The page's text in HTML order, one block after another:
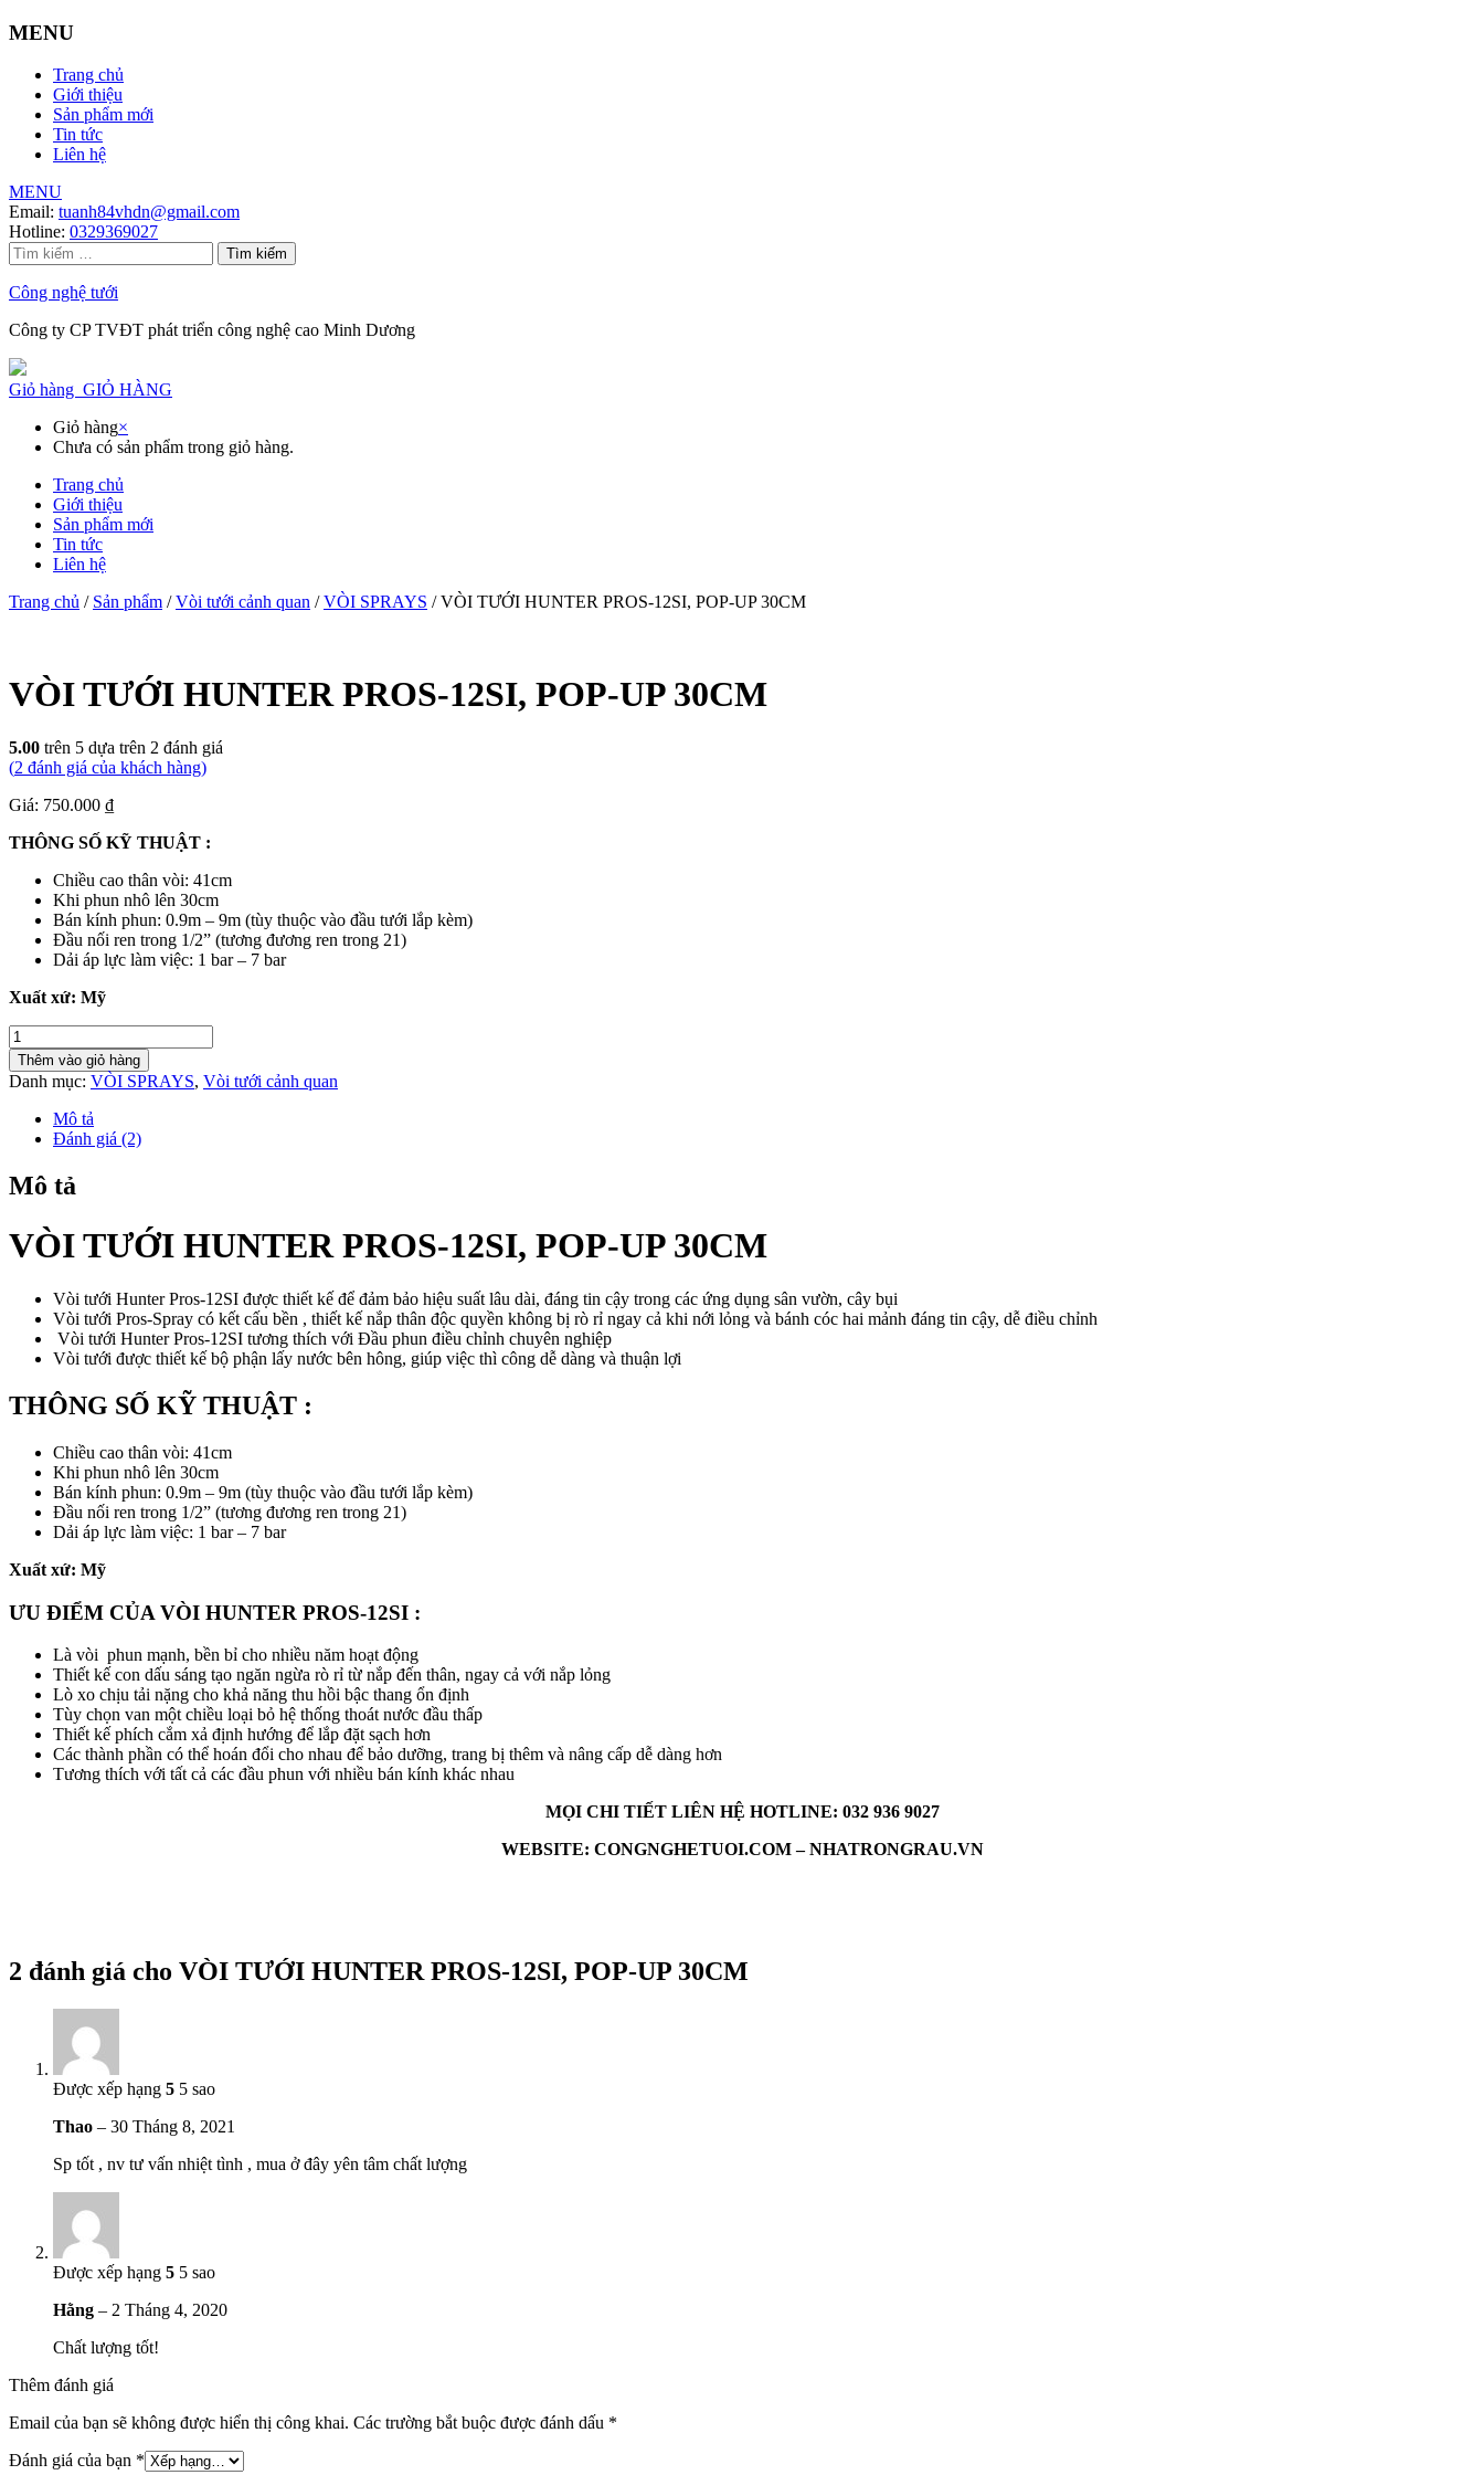
MENU
Trang chủ
Giới thiệu
Sản phẩm mới
Tin tức
Liên hệ
MENU
Email: tuanh84vhdn@gmail.com
Hotline: 0329369027
Tìm
kiếm
cho:
Công nghệ tưới
Công ty CP TVĐT phát triển công nghệ cao Minh Dương
Giỏ hàng GIỎ HÀNG
Giỏ hàng×
Chưa có sản phẩm trong giỏ hàng.
Trang chủ
Giới thiệu
Sản phẩm mới
Tin tức
Liên hệ
Trang chủ / Sản phẩm /Vòi tưới cảnh quan /VÒI SPRAYS / VÒI TƯỚI HUNTER PROS-12SI, POP-UP 30CM
VÒI TƯỚI HUNTER PROS-12SI, POP-UP 30CM
5.00 trên 5 dựa trên 2 đánh giá
(2 đánh giá của khách hàng)
Giá: 750.000 ₫
THÔNG SỐ KỸ THUẬT :
Chiều cao thân vòi: 41cm
Khi phun nhô lên 30cm
Bán kính phun: 0.9m – 9m (tùy thuộc vào đầu tưới lắp kèm)
Đầu nối ren trong 1/2” (tương đương ren trong 21)
Dải áp lực làm việc: 1 bar – 7 bar
Xuất xứ: Mỹ
VÒI
TƯỚI
HUNTER
PROS-
12SI,
POP-
30CM
số
Thêm vào giỏ hàng
Danh mục: VÒI SPRAYS, Vòi tưới cảnh quan
Mô tả
Đánh giá (2)
Mô tả
VÒI TƯỚI HUNTER PROS-12SI, POP-UP 30CM
Vòi tưới Hunter Pros-12SI được thiết kế để đảm bảo hiệu suất lâu dài, đáng tin cậy trong các ứng dụng sân vườn, cây bụi
Vòi tưới Pros-Spray có kết cấu bền , thiết kế nắp thân độc quyền không bị rò rỉ ngay cả khi nới lỏng và bánh cóc hai mảnh đáng tin cậy, dễ điều chỉnh
Vòi tưới Hunter Pros-12SI tương thích với Đầu phun điều chỉnh chuyên nghiệp
Vòi tưới được thiết kế bộ phận lấy nước bên hông, giúp việc thì công dễ dàng và thuận lợi
THÔNG SỐ KỸ THUẬT :
Chiều cao thân vòi: 41cm
Khi phun nhô lên 30cm
Bán kính phun: 0.9m – 9m (tùy thuộc vào đầu tưới lắp kèm)
Đầu nối ren trong 1/2” (tương đương ren trong 21)
Dải áp lực làm việc: 1 bar – 7 bar
Xuất xứ: Mỹ
ƯU ĐIỂM CỦA VÒI HUNTER PROS-12SI :
Là vòi phun mạnh, bền bỉ cho nhiều năm hoạt động
Thiết kế con dấu sáng tạo ngăn ngừa rò rỉ từ nắp đến thân, ngay cả với nắp lỏng
Lò xo chịu tải nặng cho khả năng thu hồi bậc thang ổn định
Tùy chọn van một chiều loại bỏ hệ thống thoát nước đầu thấp
Thiết kế phích cắm xả định hướng để lắp đặt sạch hơn
Các thành phần có thể hoán đổi cho nhau để bảo dưỡng, trang bị thêm và nâng cấp dễ dàng hơn
Tương thích với tất cả các đầu phun với nhiều bán kính khác nhau
MỌI CHI TIẾT LIÊN HỆ HOTLINE: 032 936 9027
WEBSITE: CONGNGHETUOI.COM – NHATRONGRAU.VN
2 đánh giá cho VÒI TƯỚI HUNTER PROS-12SI, POP-UP 30CM
Được xếp hạng 5 5 sao
Thao – 30 Tháng 8, 2021
Sp tốt , nv tư vấn nhiệt tình , mua ở đây yên tâm chất lượng
Được xếp hạng 5 5 sao
Hằng – 2 Tháng 4, 2020
Chất lượng tốt!
Thêm đánh giá
Email của bạn sẽ không được hiển thị công khai. Các trường bắt buộc được đánh dấu *
Đánh giá của bạn *